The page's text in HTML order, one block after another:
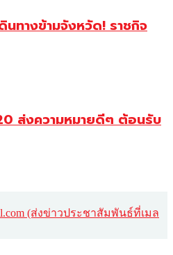
นทางข้ามจังหวัด! ราชกิจ
ส่งความหมายดีๆ ต้อนรับ
(ส่งข่าวประชาสัมพันธ์ที่เมล